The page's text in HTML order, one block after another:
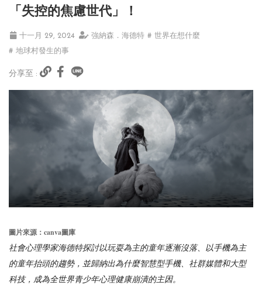
「失控的焦慮世代」！
十一月 29, 2024 強納森．海德特 # 世界在想什麼
# 地球村發生的事
分享至 :
圖片來源： canva圖庫
社會心理學家海德特探討以玩耍為主的童年逐漸沒落、以手機為主
的童年抬頭的趨勢，並歸納出為什麼智慧型手機、社群媒體和大型
科技，成為全世界青少年心理健康崩潰的主因。